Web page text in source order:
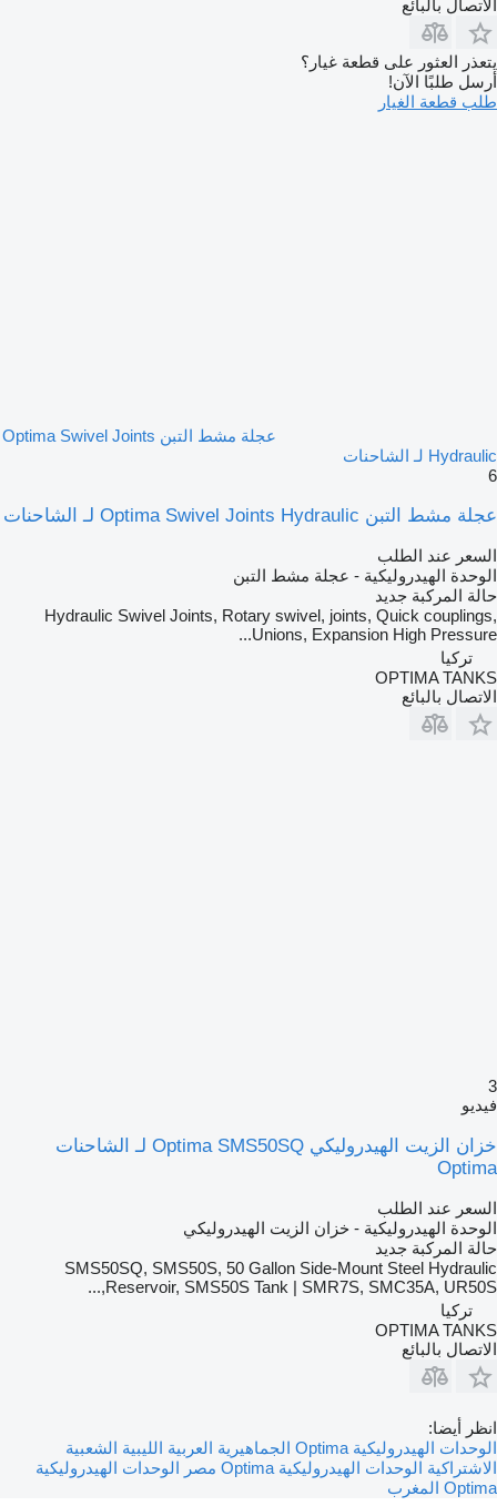
الاتصال بالبائع
يتعذر العثور على قطعة غيار؟
أرسل طلبًا الآن!
طلب قطعة الغيار
عجلة مشط التبن Optima Swivel Joints
Hydraulic لـ الشاحنات
6
عجلة مشط التبن Optima Swivel Joints Hydraulic لـ الشاحنات
السعر عند الطلب
الوحدة الهيدروليكية - عجلة مشط التبن
حالة المركبة جديد
Hydraulic Swivel Joints, Rotary swivel, joints, Quick couplings,
Unions, Expansion High Pressure...
تركيا
OPTIMA TANKS
الاتصال بالبائع
3
فيديو
خزان الزيت الهيدروليكي Optima SMS50SQ لـ الشاحنات
Optima
السعر عند الطلب
الوحدة الهيدروليكية - خزان الزيت الهيدروليكي
حالة المركبة جديد
SMS50SQ, SMS50S, 50 Gallon Side-Mount Steel Hydraulic
Reservoir, SMS50S Tank | SMR7S, SMC35A, UR50S,...
تركيا
OPTIMA TANKS
الاتصال بالبائع
انظر أيضا:
الوحدات الهيدروليكية Optima الجماهيرية العربية الليبية الشعبية
الاشتراكية الوحدات الهيدروليكية Optima مصر
الوحدات الهيدروليكية
Optima المغرب